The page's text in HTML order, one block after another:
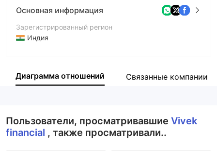
Основная информация
Зарегистрированный регион
Индия
Компания
Диаграмма отношений Связанные компании
Пользователи, просматривавшие Vivek
financial , также просматривали..